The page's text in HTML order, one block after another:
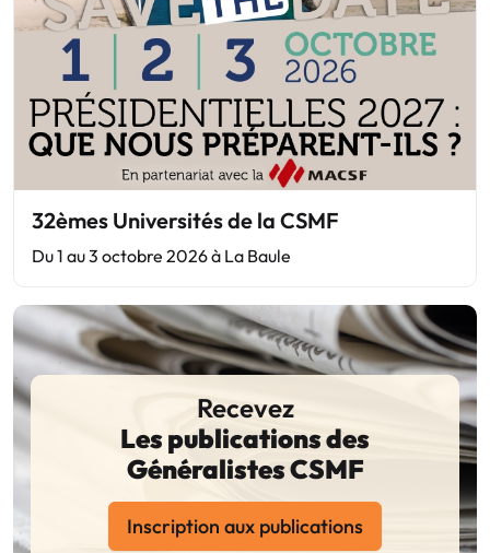
32èmes Universités de la CSMF
Du 1 au 3 octobre 2026 à La Baule
Recevez
Les publications des
Généralistes CSMF
Inscription aux publications